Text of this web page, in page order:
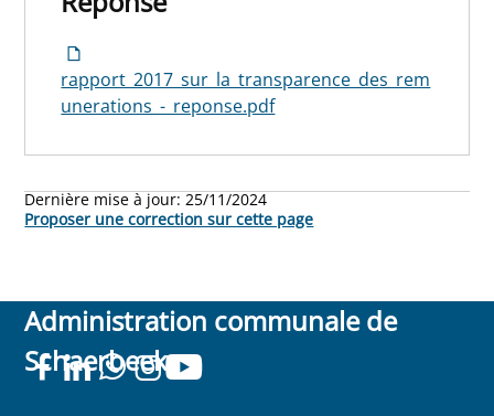
rapport_2017_sur_la_transparence_des_rem
unerations_-_reponse.pdf
Dernière mise à jour:25/11/2024
Proposer une correction sur cette page
Administration communale de
Schaerbeek